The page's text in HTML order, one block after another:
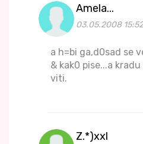
Amela...
03.05.2008
a h=bi ga,d0sad se
& kak0 pise...a
viti.
Z.*)xxl